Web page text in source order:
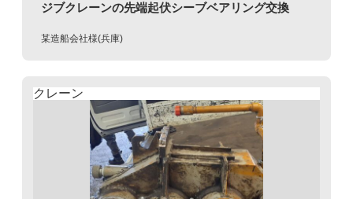
ジブクレーンの先端起伏シーブベアリング交換
某造船会社様(兵庫)
クレーン